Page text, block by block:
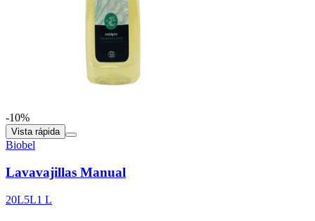
-10%
Vista rápida
Biobel
Lavavajillas Manual
20L5L1 L